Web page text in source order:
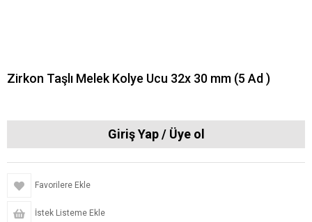
Zirkon Taşlı Melek Kolye Ucu 32x 30 mm (5 Ad )
Favorilere Ekle
İstek Listeme Ekle